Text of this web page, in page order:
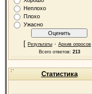
Неплохо
Плохо
Ужасно
[ Результаты · Архив опросов
Всего ответов: 213
Статистика